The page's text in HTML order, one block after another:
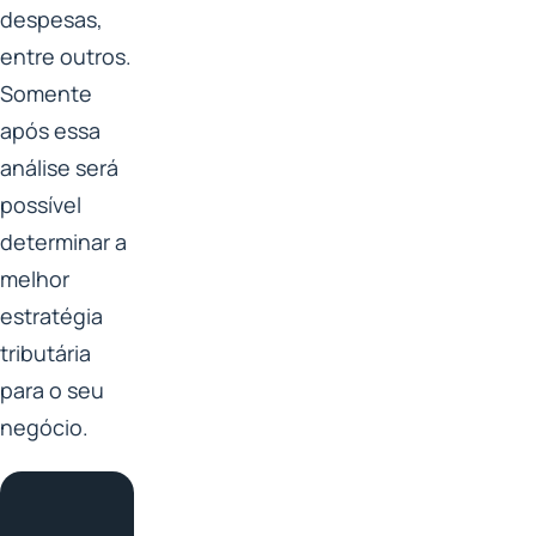
despesas,
entre outros.
Somente
após essa
análise será
possível
determinar a
melhor
estratégia
tributária
para o seu
negócio.